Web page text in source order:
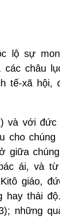
lộ sự
châu
tế-xã hội,
và với đức
cho
giữa
ái, và
giáo,
hay thái
những